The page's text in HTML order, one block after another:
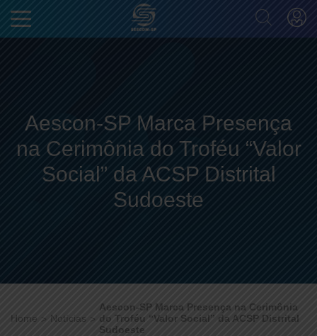
Aescon-SP Marca Presença
na Cerimônia do Troféu “Valor
Social” da ACSP Distrital
Sudoeste
Home Notícias
Aescon-SP Marca Presença na Cerimônia
do Troféu “Valor Social” da ACSP Distrital
Sudoeste